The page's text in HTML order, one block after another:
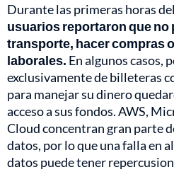
Durante las primeras horas
usuarios reportaron que no
transporte, hacer compras
laborales. En algunos casos,
exclusivamente de billeteras
para manejar su dinero
acceso a sus fondos. AWS,
Cloud concentran gran parte
datos, por lo que una falla en
datos puede tener